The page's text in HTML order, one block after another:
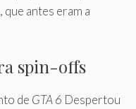
antes eram a
spin-offs
de GTA 6 Despertou